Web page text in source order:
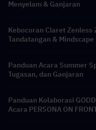
Menyelam & Ganjaran
Kebocoran Claret Zenless
Tandatangan & Mindscape
Panduan Acara Summer
Tugasan, dan Ganjaran
Panduan Kolaborasi
Acara PERSONA ON